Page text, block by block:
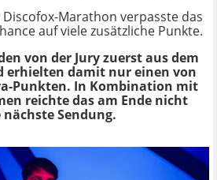
Marathon verpasste das
auf viele zusätzliche Punkte.
von der Jury zuerst aus dem
erhielten damit nur einen von
Punkten. In Kombination mit
reichte das am Ende nicht
Sendung.